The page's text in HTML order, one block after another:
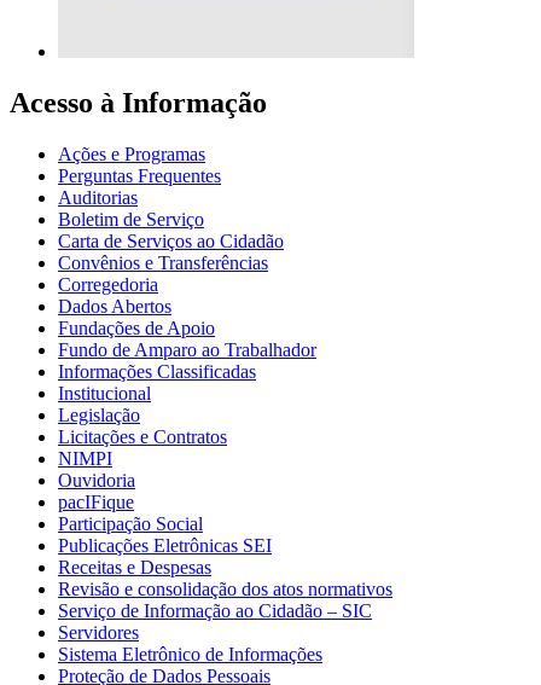
Acesso à Informação
Ações e Programas
Perguntas Frequentes
Auditorias
Boletim de Serviço
Carta de Serviços ao Cidadão
Convênios e Transferências
Corregedoria
Dados Abertos
Fundações de Apoio
Fundo de Amparo ao Trabalhador
Informações Classificadas
Institucional
Legislação
Licitações e Contratos
NIMPI
Ouvidoria
pacIFique
Participação Social
Publicações Eletrônicas SEI
Receitas e Despesas
Revisão e consolidação dos atos normativos
Serviço de Informação ao Cidadão – SIC
Servidores
Sistema Eletrônico de Informações
Proteção de Dados Pessoais